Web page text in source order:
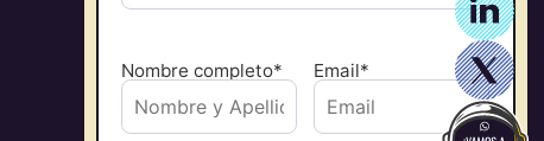
Nombre completo* Email*